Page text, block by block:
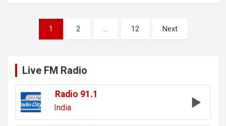
pagination
1 2 … 12 Next
Live FM Radio
Radio 91.1
India